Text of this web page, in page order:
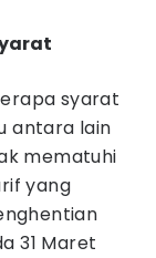
syarat
antara lain
mematuhi
yang
31 Maret